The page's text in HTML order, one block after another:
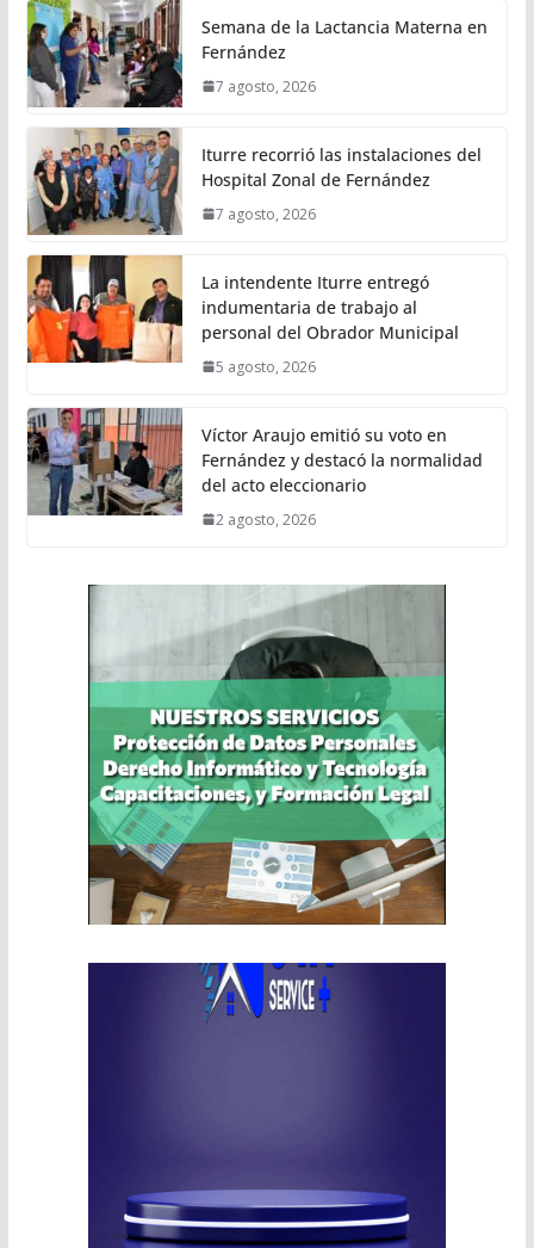
Semana de la Lactancia Materna en
Fernández
7 agosto, 2026
Iturre recorrió las instalaciones del
Hospital Zonal de Fernández
7 agosto, 2026
La intendente Iturre entregó
indumentaria de trabajo al
personal del Obrador Municipal
5 agosto, 2026
Víctor Araujo emitió su voto en
Fernández y destacó la normalidad
del acto eleccionario
2 agosto, 2026